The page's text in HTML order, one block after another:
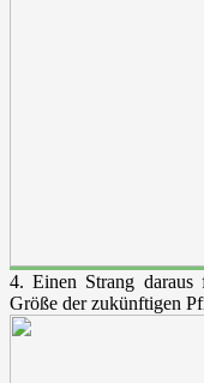
4. Einen Strang
Größe der zukünftigen